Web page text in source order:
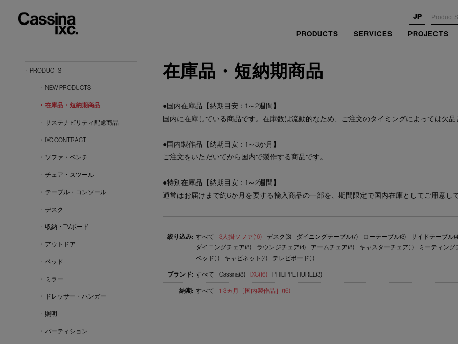
JP
PRODUCTS SERVICES PROJECTS
在庫品・短納期商品
●国内在庫品【納期目安：1～2週間】
国内に在庫している商品です。在庫数は流動的なため、ご注文のタイミングによっては欠品
●国内製作品【納期目安：1～3か月】
ご注文をいただいてから国内で製作する商品です。
●特別在庫品【納期目安：1～2週間】
通常はお届けまで約6か月を要する輸入商品の一部を、期間限定で国内在庫としてご用意し
すべて 3人掛ソファ(16) デスク(3) ダイニングテーブル(7) ローテーブル(3) サイドテーブル
ダイニングチェア(8)
ラウンジチェア(4) アームチェア(8) キャスターチェア(1) ミーティング
ベッド(1)
キャビネット(4) テレビボード(1)
すべて Cassina(8) IXC(16) PHILIPPE HUREL(3)
すべて 1-3ヵ月［国内製作品］(16)
PRODUCTS
NEW PRODUCTS
在庫品・短納期商品
サステナビリティ配慮商品
IXC CONTRACT
ソファ・ベンチ
チェア・スツール
テーブル・コンソール
デスク
収納・TVボード
アウトドア
ベッド
ミラー
ドレッサー・ハンガー
照明
パーティション